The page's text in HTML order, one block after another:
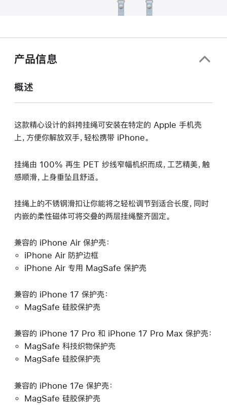
产品信息
概述
这款精心设计的斜挎挂绳可安装在特定的 Apple 手机壳
上，方便你解放双手，轻松携带 iPhone。
挂绳由 100% 再生 PET 纱线窄幅机织而成，工艺精美，触
感顺滑，上身垂坠且舒适。
挂绳上的不锈钢滑扣让你能将之轻松调节到适合长度，同时
内嵌的柔性磁体可将交叠的两层挂绳整齐固定。
兼容的 iPhone Air 保护壳：
iPhone Air 防护边框
iPhone Air 专用 MagSafe 保护壳
兼容的 iPhone 17 保护壳：
MagSafe 硅胶保护壳
兼容的 iPhone 17 Pro 和 iPhone 17 Pro Max 保护壳：
MagSafe 科技织物保护壳
MagSafe 硅胶保护壳
兼容的 iPhone 17e 保护壳：
MagSafe 硅胶保护壳